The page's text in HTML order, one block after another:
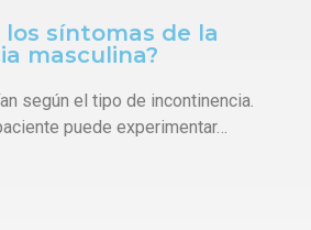
los síntomas de la
masculina?
según el tipo de incontinencia.
puede experimentar…